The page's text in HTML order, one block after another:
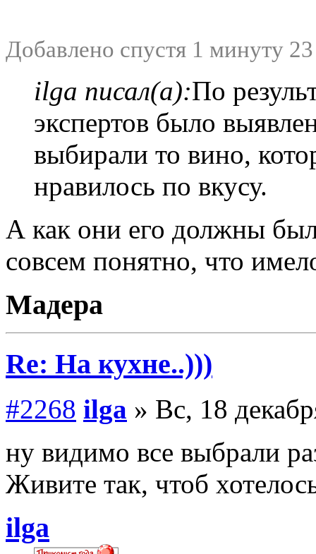
Добавлено спустя 1 минуту
ilga писал(а):По
экспертов было
выбирали то вино,
нравилось по вкусу.
А как они его должны
совсем понятно, что
Мадера
Re: На кухне..)))
#2268 ilga » Вс, 18
ну видимо все выбрали
Живите так, чтоб
ilga